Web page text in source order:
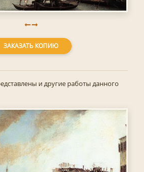
ЗАКАЗАТЬ КОПИЮ
и другие работы данного